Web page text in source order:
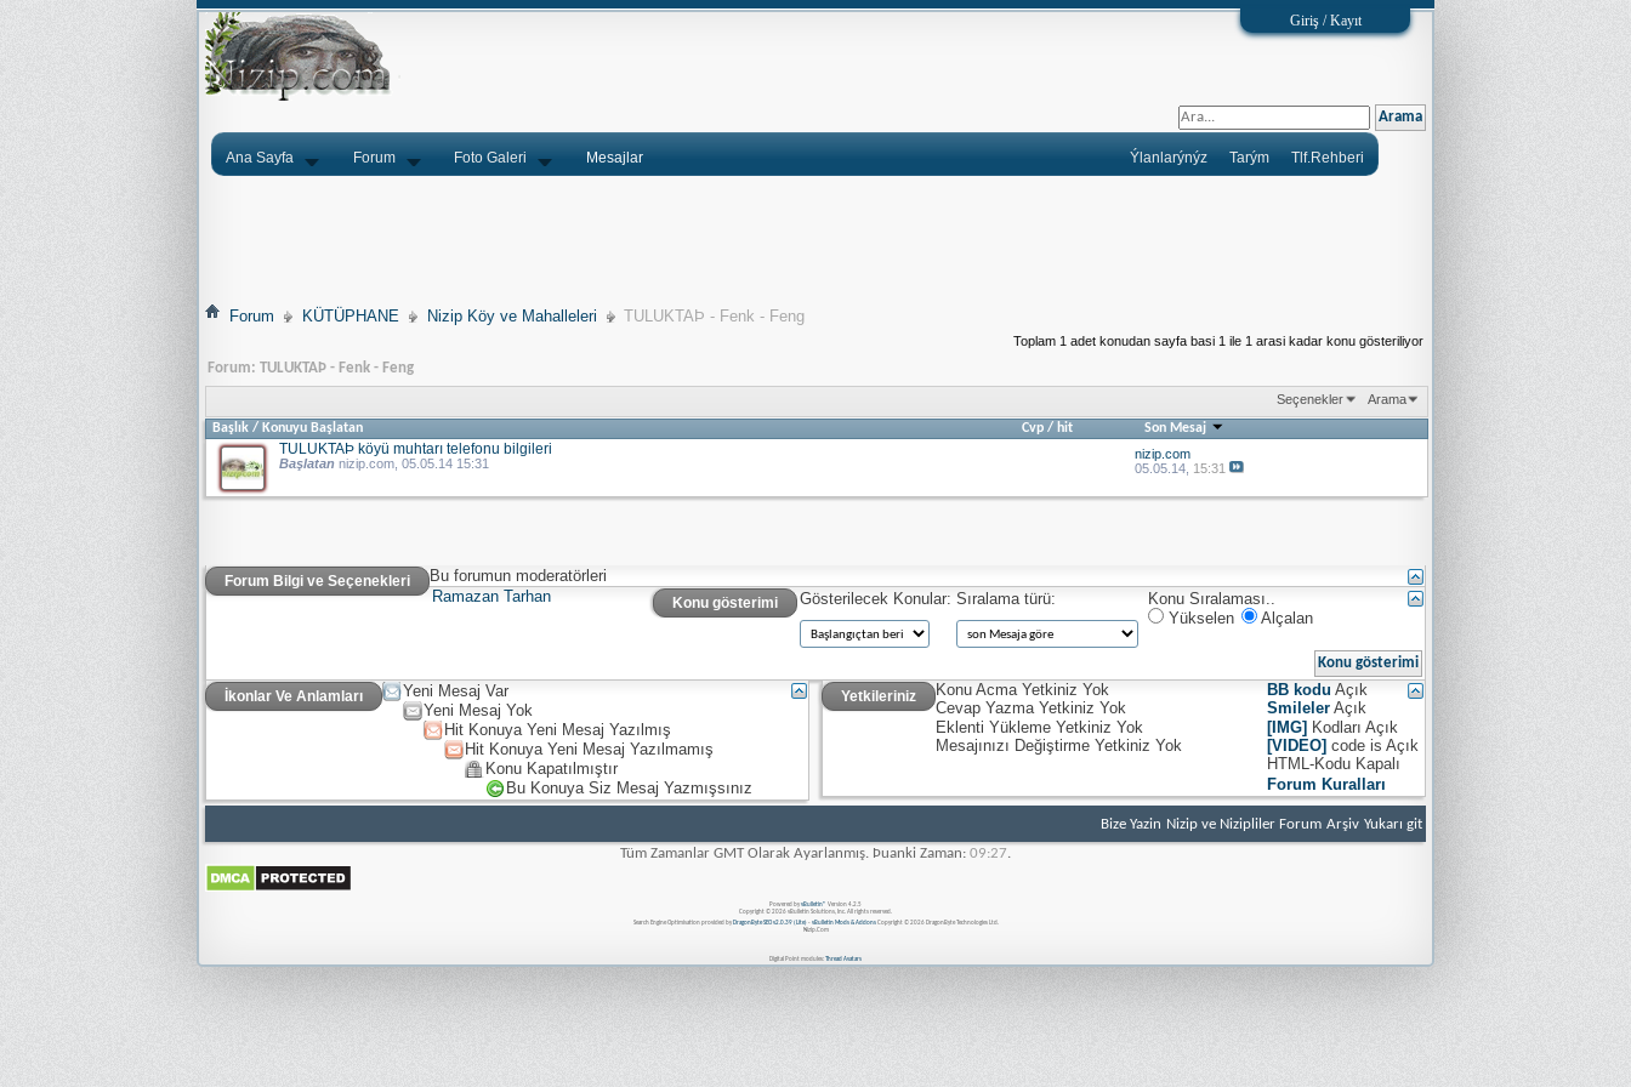
Giriş / Kayıt
Ana Sayfa Forum Foto Galeri Mesajlar Tlf.Rehberi
Tarým
Ýlanlarýnýz
Forum KÜTÜPHANE Nizip Köy ve Mahalleleri TULUKTAÞ - Fenk - Feng
Toplam 1 adet konudan sayfa basi 1 ile 1 arasi kadar konu gösteriliyor
Forum: TULUKTAÞ - Fenk - Feng
Seçenekler Arama
Başlık / Konuyu Başlatan Cvp / hit Son Mesaj
TULUKTAÞ köyü muhtarı telefonu bilgileri
Başlatan nizip.com, 05.05.14 15:31
nizip.com
05.05.14, 15:31
Forum Bilgi ve Seçenekleri
Bu forumun moderatörleri
Ramazan Tarhan
Konu gösterimi Gösterilecek Konular: Sıralama türü:
Konu Sıralaması..
Yükselen
Alçalan
İkonlar Ve Anlamları
Yeni Mesaj Var
Yeni Mesaj Yok
Hit Konuya Yeni Mesaj Yazılmış
Hit Konuya Yeni Mesaj Yazılmamış
Konu Kapatılmıştır
Bu Konuya Siz Mesaj Yazmışsınız
Yetkileriniz Konu Acma Yetkiniz Yok
Cevap Yazma Yetkiniz Yok
Eklenti Yükleme Yetkiniz Yok
Mesajınızı Değiştirme Yetkiniz Yok
BB kodu Açık
Smileler Açık
[IMG]Kodları Açık
[VIDEO] code is Açık
HTML-Kodu Kapalı
Forum Kuralları
Bize Yazin Nizip ve Nizipliler Forum Arşiv Yukarı git
Tüm Zamanlar GMT Olarak Ayarlanmış. Þuanki Zaman: 09:27.
Powered by vBulletin® Version 4.2.5
Copyright © 2026 vBulletin Solutions, Inc. All rights reserved.
Search Engine Optimisation provided by DragonByte SEO v2.0.39 (Lite)- vBulletin Mods & AddonsCopyright © 2026 DragonByte Technologies Ltd.
Nizip.Com
Digital Point modules: Thread Avatars